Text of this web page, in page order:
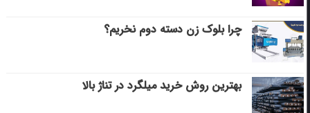
چرا بلوک زن دسته دوم نخریم؟
بهترین روش خرید میلگرد در تناژ بالا